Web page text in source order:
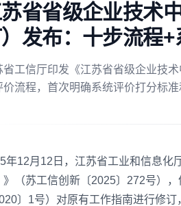
省省级企业技术
发布：十步流程
省工信厅印发《江苏省省级企业技
价流程，首次明确系统评价打分标准
年12月12日，江苏省工业和信息化
》（苏工信创新〔2025〕272号）
〕1号）对原有工作指南进行修